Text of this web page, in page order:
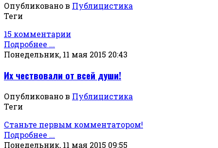
Опубликовано в Публицистика
Теги
15 комментарии
Подробнее ...
Понедельник, 11 мая 2015 20:43
Их чествовали от всей души!
Опубликовано в Публицистика
Теги
Станьте первым комментатором!
Подробнее ...
Понедельник, 11 мая 2015 09:55